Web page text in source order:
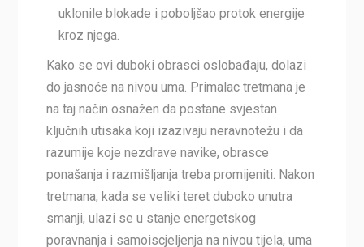
uklonile blokade i poboljšao protok energije
kroz njega.
Kako se ovi duboki obrasci oslobađaju, dolazi
do jasnoće na nivou uma. Primalac tretmana je
na taj način osnažen da postane svjestan
ključnih utisaka koji izazivaju neravnotežu i da
razumije koje nezdrave navike, obrasce
ponašanja i razmišljanja treba promijeniti. Nakon
tretmana, kada se veliki teret duboko unutra
smanji, ulazi se u stanje energetskog
poravnanja i samoiscjeljenja na nivou tijela, uma